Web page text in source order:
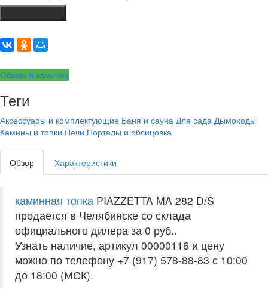
Обман в каминах
Теги
Аксессуары и комплектующие Баня и сауна Для сада Дымоходы
Камины и топки Печи Порталы и облицовка
Обзор Характеристики
каминная топка PIAZZETTA MA 282 D/S
продается в Челябинске со склада
официального дилера за 0 руб..
Узнать наличие, артикул 00000116 и цену
можно по телефону +7 (917) 578-88-83 с 10:00
до 18:00 (МСК).